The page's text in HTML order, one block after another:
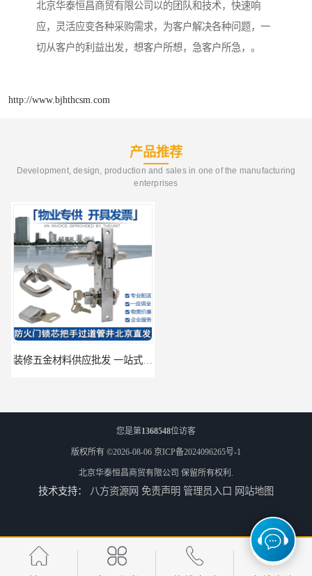
北京华泰恒昌商贸有限公司以的团队和技术，快速响
应，灵活应变各种采购需求，为客户解决各种问题，一
切从客户的利益出发，想客户所想，急客户所急，。
http://www.bjhthcsm.com
产品推荐
Development, design, production and sales in one of the manufacturing
enterprises
装修五金材料供应批发 一站式供应
建筑五金材料供应配送 一站式五金材料供应商 脸盆冷热水龙头批发商 水龙头冷热洗脸盆池 全城配送
您是第1368548位访客
版权所有 ©2026-08-06 京ICP备2024096265号-1
北京华泰恒昌商贸有限公司 保留所有权利.
技术支持： 八方资源网 免责声明 管理员入口 网站地图